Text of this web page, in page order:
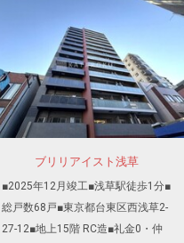
ブリリアイスト浅草
■2025年12月竣工■浅草駅徒歩1分■
総戸数68戸■東京都台東区西浅草2-
27-12■地上15階 RC造■礼金0・仲